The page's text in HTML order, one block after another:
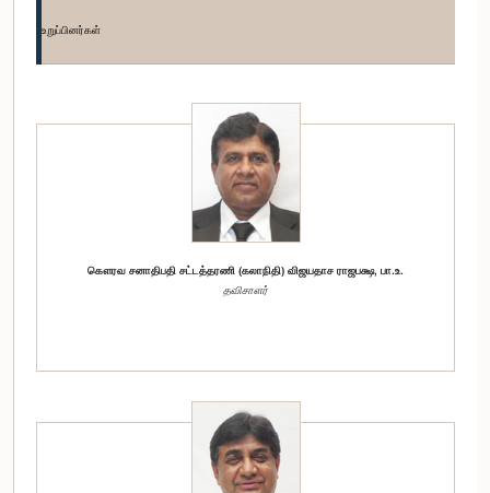
உறுப்பினர்கள்
கௌரவ சனாதிபதி சட்டத்தரணி (கலாநிதி) விஜயதாச ராஜபக்ஷ, பா.உ.
தவிசாளர்